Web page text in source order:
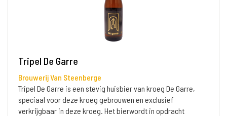
Tripel De Garre
Brouwerij Van Steenberge
Tripel De Garre is een stevig huisbier van kroeg De Garre,
speciaal voor deze kroeg gebrouwen en exclusief
verkrijgbaar in deze kroeg. Het bierwordt in opdracht